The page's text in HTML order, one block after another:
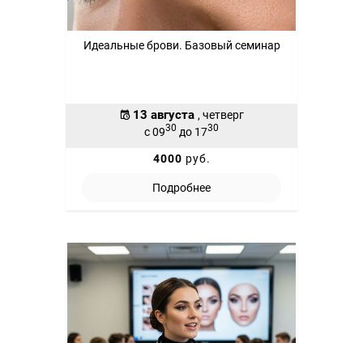
Идеальные брови. Базовый семинар
13 августа , четверг
с 0930 до 1730
4000 руб.
Подробнее